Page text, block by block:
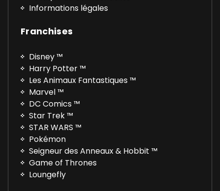
Informations légales
Franchises
Disney ™
Harry Potter ™
Les Animaux Fantastiques ™
Marvel ™
DC Comics ™
Star Trek ™
STAR WARS ™
Pokémon
Seigneur des Anneaux & Hobbit ™
Game of Thrones
Loungefly